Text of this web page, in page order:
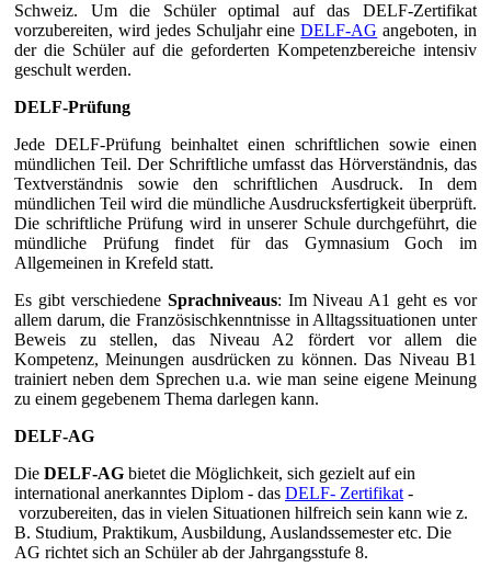
Schweiz. Um die Schüler optimal auf das DELF-Zertifikat
vorzubereiten, wird jedes Schuljahr eineDELF-AG angeboten, in
der die Schüler auf die geforderten Kompetenzbereiche intensiv
geschult werden.
DELF-Prüfung
Jede DELF-Prüfung beinhaltet einen schriftlichen sowie einen
mündlichen Teil. Der Schriftliche umfasst das Hörverständnis, das
Textverständnis sowie den schriftlichen Ausdruck. In dem
mündlichen Teil wird die mündliche Ausdrucksfertigkeit überprüft.
Die schriftliche Prüfung wird in unserer Schule durchgeführt, die
mündliche Prüfung findet für das Gymnasium Goch im
Allgemeinen in Krefeld statt.
Es gibt verschiedene Sprachniveaus: Im Niveau A1 geht es vor
allem darum, die Französischkenntnisse in Alltagssituationen unter
Beweis zu stellen, das Niveau A2 fördert vor allem die
Kompetenz, Meinungen ausdrücken zu können. Das Niveau B1
trainiert neben dem Sprechen u.a. wie man seine eigene Meinung
zu einem gegebenem Thema darlegen kann.
DELF-AG
Die DELF-AG bietet die Möglichkeit, sich gezielt auf ein
international anerkanntes Diplom - das DELF- Zertifikat -
vorzubereiten, das in vielen Situationen hilfreich sein kann wie z.
B. Studium, Praktikum, Ausbildung, Auslandssemester etc. Die
AG richtet sich an Schüler ab der Jahrgangsstufe 8.